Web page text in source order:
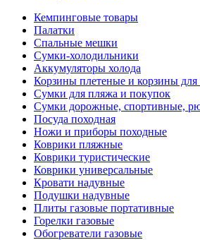
Кемпинговые товары
Палатки
Спальные мешки
Сумки-холодильники
Аккумуляторы холода
Корзины плетеные и корзины для
Сумки для пляжа и покупок
Сумки дорожные, спортивные,
Посуда походная
Ножи и приборы походные
Коврики пляжные
Коврики туристические
Коврики универсальные
Кровати надувные
Подушки надувные
Плиты газовые портативные
Горелки газовые
Обогреватели газовые